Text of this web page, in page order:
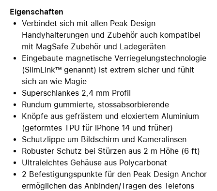
Eigenschaften
Verbindet sich mit allen Peak Design
Handyhalterungen und Zubehör auch kompatibel
mit MagSafe Zubehör und Ladegeräten
Eingebaute magnetische Verriegelungstechnologie
(SlimLink™ genannt) ist extrem sicher und fühlt
sich an wie Magie
Superschlankes 2,4 mm Profil
Rundum gummierte, stossabsorbierende
Knöpfe aus gefrästem und eloxiertem Aluminium
(geformtes TPU für iPhone 14 und früher)
Schutzlippe um Bildschirm und Kameralinsen
Robuster Schutz bei Stürzen aus 2 m Höhe (6 ft)
Ultraleichtes Gehäuse aus Polycarbonat
2 Befestigungspunkte für den Peak Design Anchor
ermöglichen das Anbinden/Tragen des Telefons